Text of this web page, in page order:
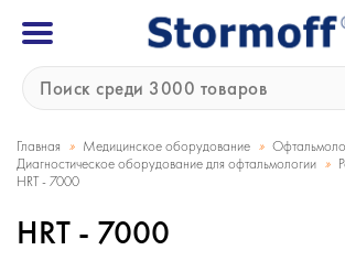
Главная » Медицинское оборудование »
Диагностическое оборудование для офтальмологии »
HRT - 7000
HRT - 7000